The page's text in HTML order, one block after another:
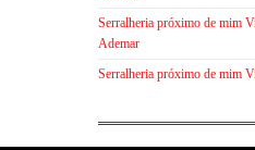
Serralheria próximo de mim
Ademar
Serralheria próximo de mim